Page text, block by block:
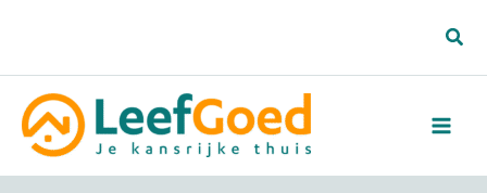
de
inhoud